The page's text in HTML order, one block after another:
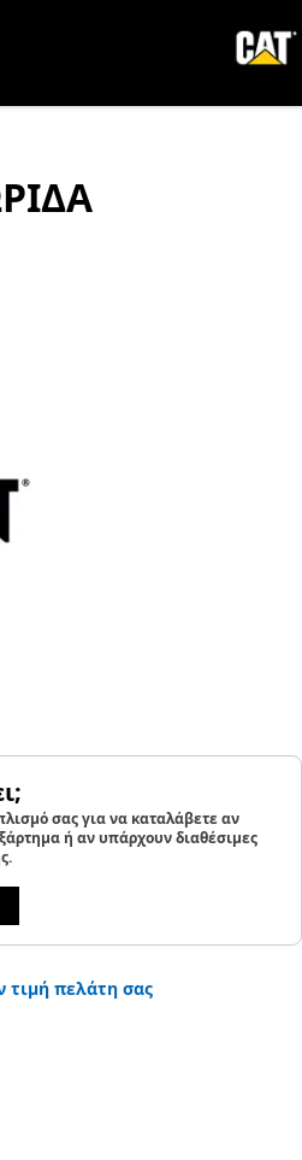
σας για να καταλάβετε αν
ή αν υπάρχουν διαθέσιμες
τιμή πελάτη σας